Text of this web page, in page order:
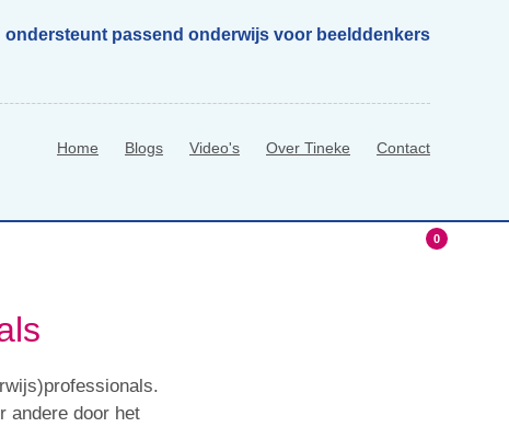
ondersteunt passend onderwijs voor beelddenkers
Home Blogs Video's Over Tineke Contact
0
andere door het